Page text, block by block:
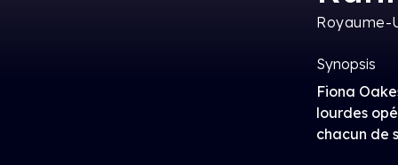
Royaume-
Synopsis
Fiona
lourdes
chacun de